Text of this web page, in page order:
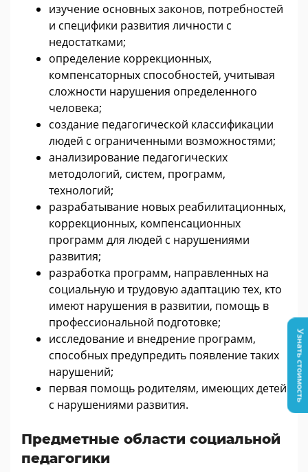
изучение основных законов, потребностей
и специфики развития личности с
недостатками;
определение коррекционных,
компенсаторных способностей, учитывая
сложности нарушения определенного
человека;
создание педагогической классификации
людей с ограниченными возможностями;
анализирование педагогических
методологий, систем, программ,
технологий;
разрабатывание новых реабилитационных,
коррекционных, компенсационных
программ для людей с нарушениями
развития;
разработка программ, направленных на
социальную и трудовую адаптацию тех, кто
имеют нарушения в развитии, помощь в
профессиональной подготовке;
исследование и внедрение программ,
способных предупредить появление таких
нарушений;
первая помощь родителям, имеющих детей
с нарушениями развития.
Предметные области социальной
педагогики
Узнать стоимость